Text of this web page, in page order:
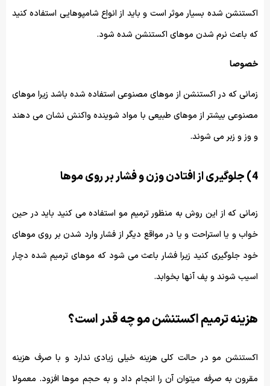
اکستنشن شده بسیار موثر است و باید از انواع شامپوهایی استفاده کنید
که باعث نرم شدن موهای اکستنشن شده شود.
خصوصا
زمانی که در اکستنشن از موهای مصنوعی استفاده شده باشد زیرا موهای
مصنوعی بیشتر از موهای طبیعی با مواد شوینده واکنش نشان می دهند
و وز و زبر می شوند.
4) جلوگیری از افتادن وزن و فشار بر روی موها
زمانی که از این روش به منظور ترمیم مو استفاده می کنید باید در حین
خواب و یا استراحت و یا در مواقع دیگر از فشار وارد شدن بر روی موهای
خود جلوگیری کنید زیرا فشار باعث می شود که موهای ترمیم شده دچار
اسیب شوند و پف آنها بخوابد.
هزینه ترمیم اکستنشن مو چه قدر است؟
اکستنشن مو در حالت کلی هزینه خیلی زیادی ندارد و با صرف هزینه
مقرون به صرفه میتوان آن را انجام داد و به حجم موها افزود. معمولا